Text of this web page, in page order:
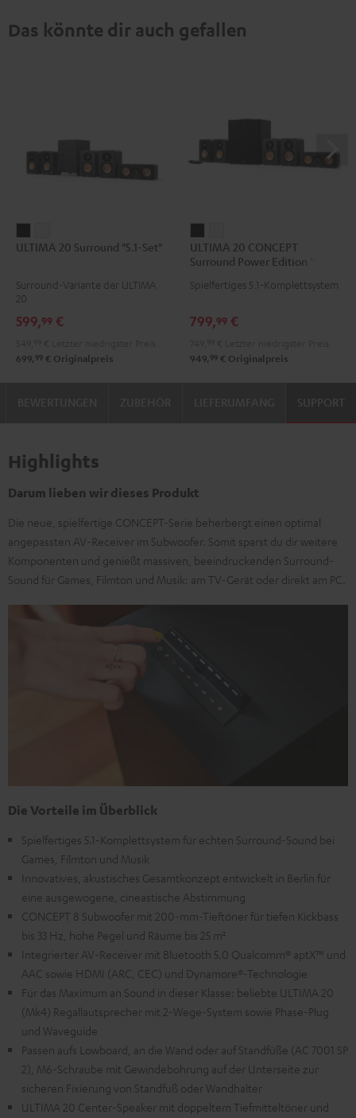
Das könnte dir auch gefallen
20
"5.1-
Schwarz
20
"5.1-
Weiß
ULTIMA 20 Surround "5.1-Set"
Surround-Variante der ULTIMA
20
599,99 €
699, 99 € Originalpreis
20
CONCEPT
Surround
Edition
Set"
20
CONCEPT
Surround
Edition
Set"
ULTIMA 20 CONCEPT
Surround Power Edition "5.1-
Spielfertiges 5.1-Komplettsystem
799,99 €
949, 99 € Originalpreis
SUPPORT
Highlights
Darum lieben wir dieses Produkt
Die neue, spielfertige CONCEPT-Serie beherbergt einen optimal
angepassten AV-Receiver im Subwoofer. Somit sparst du dir weitere
Komponenten und genießt massiven, beeindruckenden Surround-
Sound für Games, Filmton und Musik: am TV-Gerät oder direkt am PC.
Die Vorteile im Überblick
Spielfertiges 5.1-Komplettsystem für echten Surround-Sound bei
Games, Filmton und Musik
Innovatives, akustisches Gesamtkonzept entwickelt in Berlin für
eine ausgewogene, cineastische Abstimmung
CONCEPT 8 Subwoofer mit 200-mm-Tieftöner für tiefen Kickbass
bis 33 Hz, hohe Pegel und Räume bis 25 m²
Integrierter AV-Receiver mit Bluetooth 5.0 Qualcomm® aptX™ und
AAC sowie HDMI (ARC, CEC) und Dynamore®-Technologie
Für das Maximum an Sound in dieser Klasse: beliebte ULTIMA 20
(Mk4) Regallautsprecher mit 2-Wege-System sowie Phase-Plug
und Waveguide
Passen aufs Lowboard, an die Wand oder auf Standfüße (AC 7001 SP
2), M6-Schraube mit Gewindebohrung auf der Unterseite zur
sicheren Fixierung von Standfuß oder Wandhalter
ULTIMA 20 Center-Speaker mit doppeltem Tiefmitteltöner und